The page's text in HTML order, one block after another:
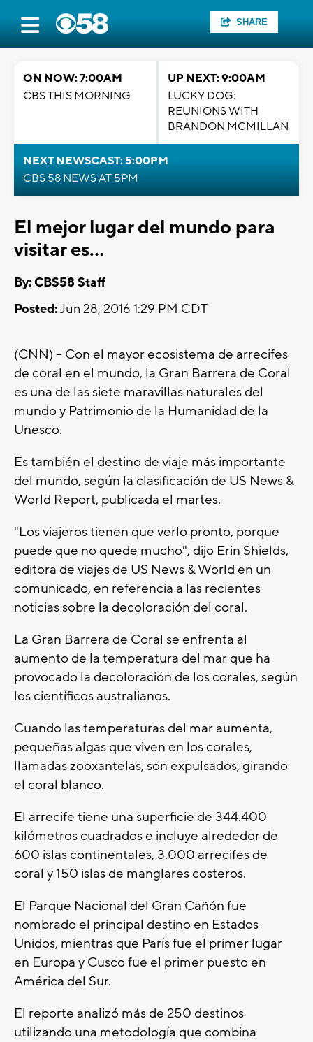
SHARE
ON NOW: 7:00AM
CBS THIS MORNING
UP NEXT: 9:00AM
LUCKY DOG:
REUNIONS WITH
BRANDON MCMILLAN
NEXT NEWSCAST: 5:00PM
CBS 58 NEWS AT 5PM
El mejor lugar del mundo para
visitar es...
By: CBS58 Staff
Posted:Jun 28, 2016 1:29 PM CDT
(CNN) -- Con el mayor ecosistema de arrecifes
de coral en el mundo, la Gran Barrera de Coral
es una de las siete maravillas naturales del
mundo y Patrimonio de la Humanidad de la
Unesco.
Es también el destino de viaje más importante
del mundo, según la clasificación de US News &
World Report, publicada el martes.
"Los viajeros tienen que verlo pronto, porque
puede que no quede mucho", dijo Erin Shields,
editora de viajes de US News & World en un
comunicado, en referencia a las recientes
noticias sobre la decoloración del coral.
La Gran Barrera de Coral se enfrenta al
aumento de la temperatura del mar que ha
provocado la decoloración de los corales, según
los científicos australianos.
Cuando las temperaturas del mar aumenta,
pequeñas algas que viven en los corales,
llamadas zooxantelas, son expulsados, girando
el coral blanco.
El arrecife tiene una superficie de 344.400
kilómetros cuadrados e incluye alrededor de
600 islas continentales, 3.000 arrecifes de
coral y 150 islas de manglares costeros.
El Parque Nacional del Gran Cañón fue
nombrado el principal destino en Estados
Unidos, mientras que París fue el primer lugar
en Europa y Cusco fue el primer puesto en
América del Sur.
El reporte analizó más de 250 destinos
utilizando una metodología que combina